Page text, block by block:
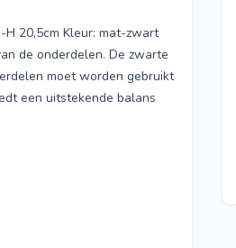
20,5cm Kleur: mat-zwart
de onderdelen. De zwarte
moet worden gebruikt
een uitstekende balans